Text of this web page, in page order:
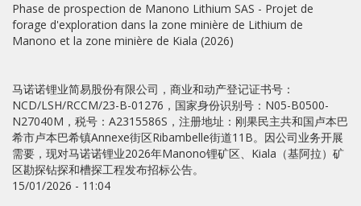
Phase de prospection de Manono Lithium SAS - Projet de
forage d'exploration dans la zone minière de Lithium de
Manono et la zone minière de Kiala (2026)
马诺诺锂业简易股份有限公司，商业和动产登记证书号：
NCD/LSH/RCCM/23-B-01276，国家身份识别号：N05-B0500-
N27040M，税号：A2315586S，注册地址：刚果民主共和国卢本巴
希市卢本巴希镇Annexe街区Ribambelle街道11B。因公司业务开展
需要，现对马诺诺锂业2026年Manono锂矿区、Kiala（基阿拉）矿
区勘探钻探和槽探工程发布招标公告。
15/01/2026 - 11:04